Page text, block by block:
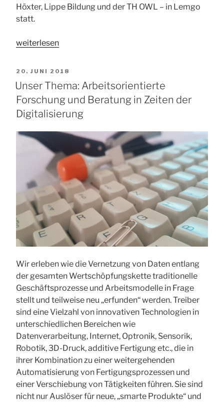
Höxter, Lippe Bildung und der TH OWL – in Lemgo
statt.
„GfS-
Januar
2020
in
Was
Innovationsstrategien
Stadt
und
Land“
weiterlesen
VERÖFFENTLICHT
AM
20. JUNI 2018
Unser Thema: Arbeitsorientierte
Forschung und Beratung in Zeiten der
Digitalisierung
Wir erleben wie die Vernetzung von Daten entlang
der gesamten Wertschöpfungskette traditionelle
Geschäftsprozesse und Arbeitsmodelle in Frage
stellt und teilweise neu „erfunden“ werden. Treiber
sind eine Vielzahl von innovativen Technologien in
unterschiedlichen Bereichen wie
Datenverarbeitung, Internet, Optronik, Sensorik,
Robotik, 3D-Druck, additive Fertigung etc., die in
ihrer Kombination zu einer weitergehenden
Automatisierung von Fertigungsprozessen und
einer Verschiebung von Tätigkeiten führen. Sie sind
nicht nur Auslöser für neue, „smarte Produkte“ und